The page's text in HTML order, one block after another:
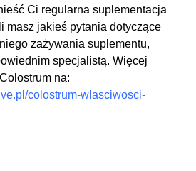
Ci regularna suplementacja
masz jakieś pytania dotyczące
zażywania suplementu,
specjalistą. Więcej
na:
colostrum-wlasciwosci-